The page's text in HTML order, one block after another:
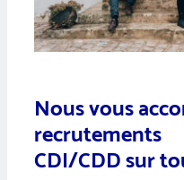
Nous vous
recrutements
CDI/CDD sur